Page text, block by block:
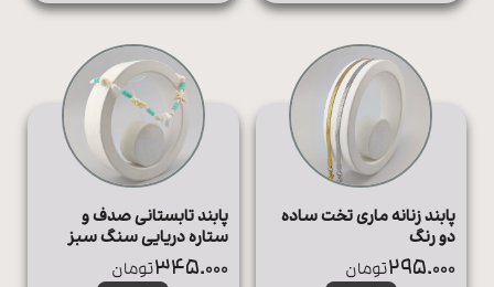
پابند زنانه ماری تخت ساده
دو رنگ
295.000تومان
پابند تابستانی صدف و
ستاره دریایی سنگ سبز
345.000تومان